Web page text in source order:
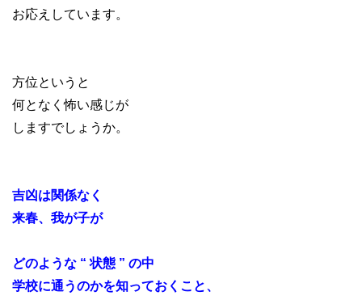
お応えしています。
方位というと
何となく怖い感じが
しますでしょうか。
吉凶は関係なく
来春、我が子が
どのような “ 状態 ” の中
学校に通うのかを知っておくこと、